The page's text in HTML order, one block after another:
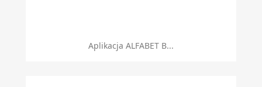
Aplikacja ALFABET B...